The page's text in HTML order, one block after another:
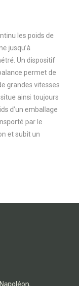
les poids de
jusqu’à
Un dispositif
permet de
grandes vitesses
ainsi toujours
d’un emballage
par le
et subit un